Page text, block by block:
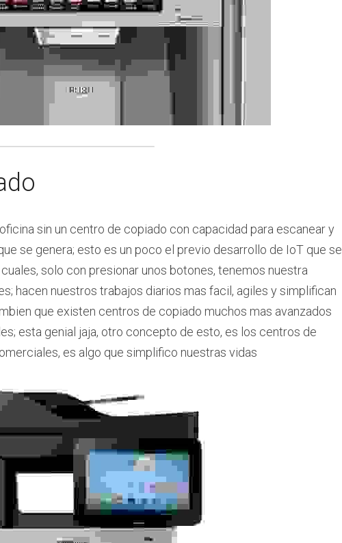
sin un centro de copiado con capacidad para escanear y
se genera; esto es un poco el previo desarrollo de IoT que se
solo con presionar unos botones, tenemos nuestra
hacen nuestros trabajos diarios mas facil, agiles y simplifican
que existen centros de copiado muchos mas avanzados
esta genial jaja, otro concepto de esto, es los centros de
es algo que simplifico nuestras vidas